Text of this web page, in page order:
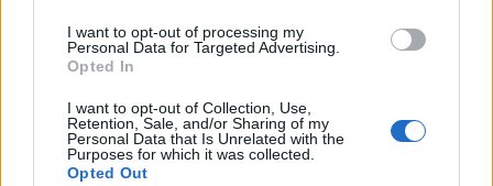
I want to opt-out of processing my
Personal Data for Targeted Advertising.
Opted In
I want to opt-out of Collection, Use,
Retention, Sale, and/or Sharing of my
Personal Data that Is Unrelated with the
Purposes for which it was collected.
Opted Out
Tidigare stängning får brittisk kritik